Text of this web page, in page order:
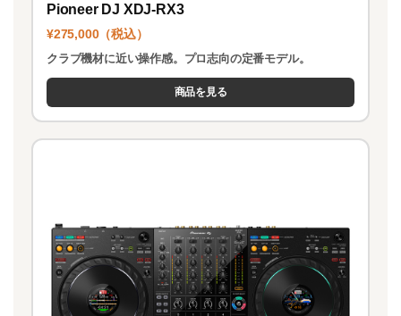
Pioneer DJ XDJ-RX3
¥275,000（税込）
クラブ機材に近い操作感。プロ志向の定番モデル。
商品を見る